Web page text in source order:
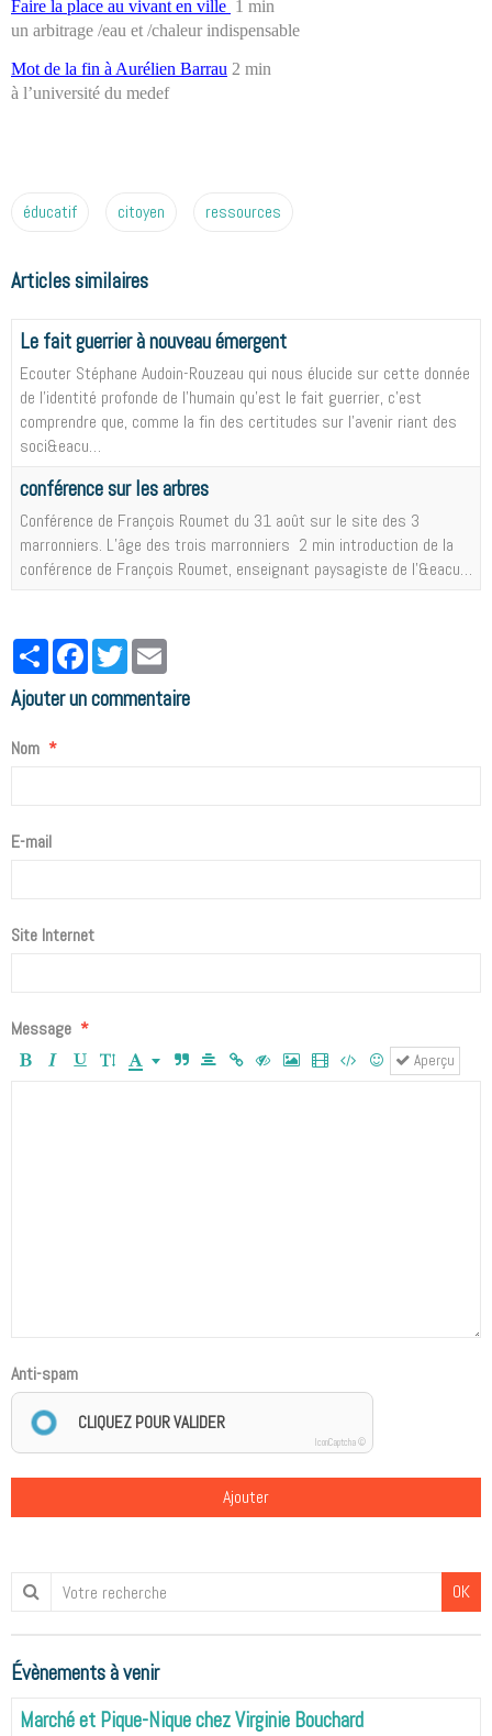
Faire la place au vivant en ville 1 min
un arbitrage /eau et /chaleur indispensable
Mot de la fin à Aurélien Barrau 2 min
à l’université du medef
éducatif citoyen ressources
Articles similaires
Le fait guerrier à nouveau émergent
Ecouter Stéphane Audoin-Rouzeau qui nous élucide sur cette donnée
de l'identité profonde de l'humain qu'est le fait guerrier, c'est
comprendre que, comme la fin des certitudes sur l'avenir riant des
soci&eacu…
conférence sur les arbres
Conférence de François Roumet du 31 août sur le site des 3
marronniers. L’âge des trois marronniers 2 min introduction de la
conférence de François Roumet, enseignant paysagiste de l'&eacu…
PartagerFacebookTwitter
Ajouter un commentaire
Nom
E-mail
Site Internet
Message
Aperçu
Anti-spam
CLIQUEZ POUR VALIDER
IconCaptcha ©
Ajouter
OK
Évènements à venir
Marché et Pique-Nique chez Virginie Bouchard